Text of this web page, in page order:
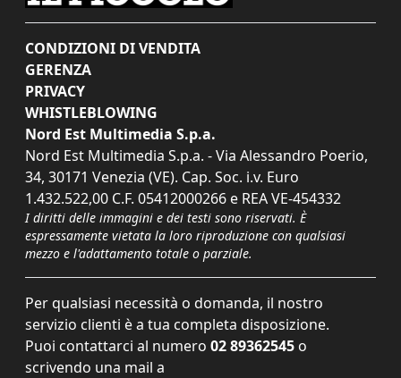
CONDIZIONI DI VENDITA
GERENZA
PRIVACY
WHISTLEBLOWING
Nord Est Multimedia S.p.a.
Nord Est Multimedia S.p.a. - Via Alessandro Poerio,
34, 30171 Venezia (VE). Cap. Soc. i.v. Euro
1.432.522,00 C.F. 05412000266 e REA VE-454332
I diritti delle immagini e dei testi sono riservati. È
espressamente vietata la loro riproduzione con qualsiasi
mezzo e l'adattamento totale o parziale.
Per qualsiasi necessità o domanda, il nostro
servizio clienti è a tua completa disposizione.
Puoi contattarci al numero 02 89362545 o
scrivendo una mail a